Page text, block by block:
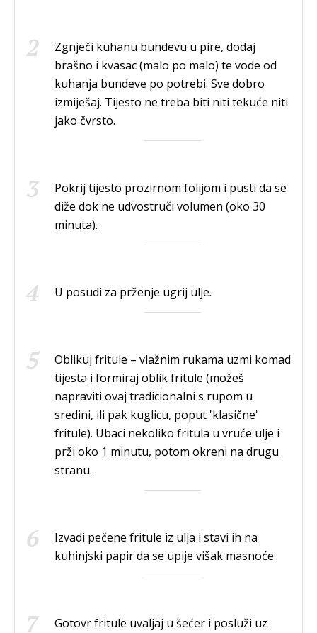
Zgnječi kuhanu bundevu u pire, dodaj
brašno i kvasac (malo po malo) te vode od
kuhanja bundeve po potrebi. Sve dobro
izmiješaj. Tijesto ne treba biti niti tekuće niti
jako čvrsto.
Pokrij tijesto prozirnom folijom i pusti da se
diže dok ne udvostruči volumen (oko 30
minuta).
U posudi za prženje ugrij ulje.
Oblikuj fritule – vlažnim rukama uzmi komad
tijesta i formiraj oblik fritule (možeš
napraviti ovaj tradicionalni s rupom u
sredini, ili pak kuglicu, poput 'klasične'
fritule). Ubaci nekoliko fritula u vruće ulje i
prži oko 1 minutu, potom okreni na drugu
stranu.
Izvadi pečene fritule iz ulja i stavi ih na
kuhinjski papir da se upije višak masnoće.
Gotovr fritule uvaljaj u šećer i posluži uz